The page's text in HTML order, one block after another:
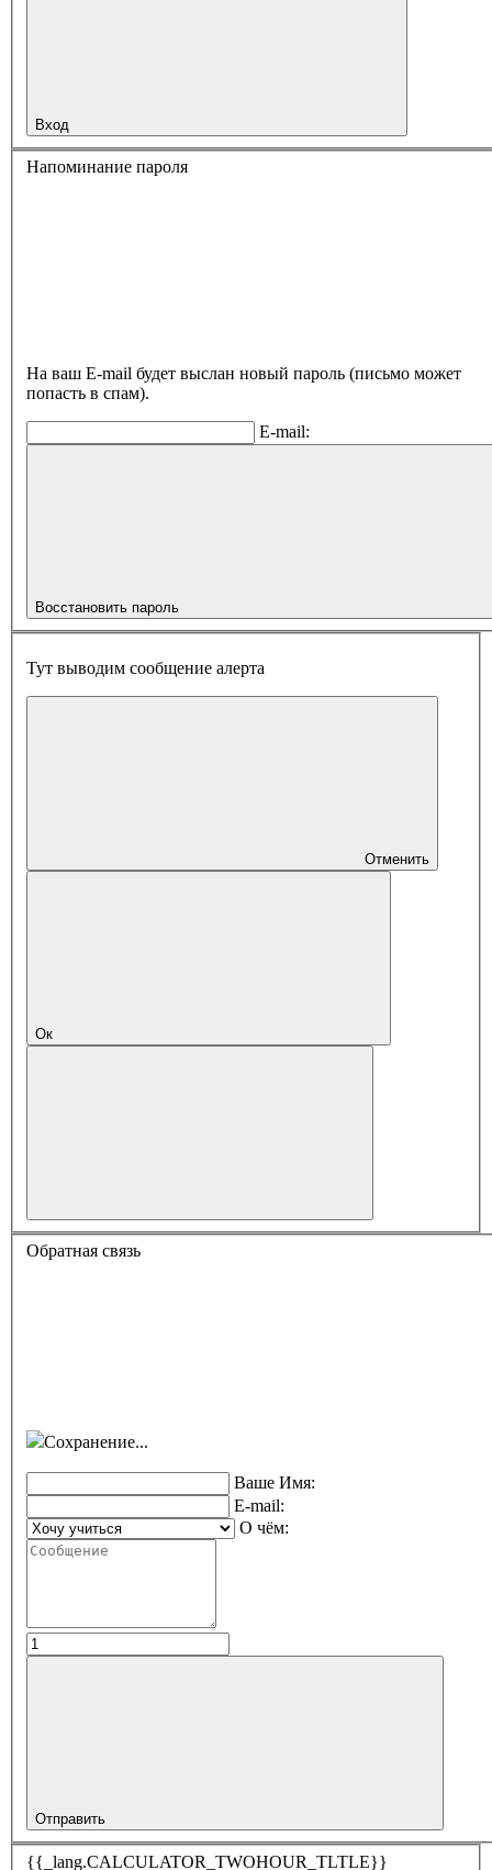
Вход
Напоминание пароля
На ваш E-mail будет выслан новый пароль (письмо может
попасть в спам).
E-mail:
Восстановить пароль
Тут выводим сообщение алерта
Отменить
Ок
Обратная связь
Сохранение...
Ваше Имя:
E-mail:
О чём:
Отправить
{{_lang.CALCULATOR_TWOHOUR_TLTLE}}